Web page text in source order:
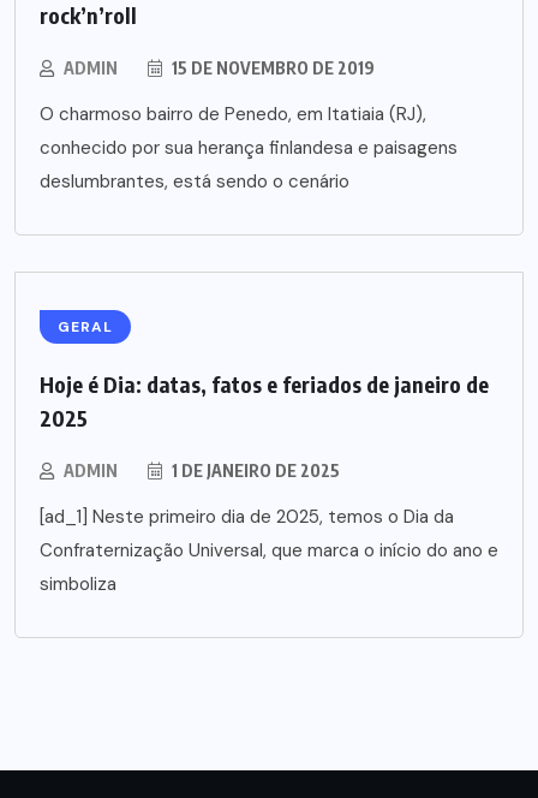
rock’n’roll
ADMIN 15 DE NOVEMBRO DE 2019
O charmoso bairro de Penedo, em Itatiaia (RJ),
conhecido por sua herança finlandesa e paisagens
deslumbrantes, está sendo o cenário
GERAL
Hoje é Dia: datas, fatos e feriados de janeiro de
2025
ADMIN 1 DE JANEIRO DE 2025
[ad_1] Neste primeiro dia de 2025, temos o Dia da
Confraternização Universal, que marca o início do ano e
simboliza